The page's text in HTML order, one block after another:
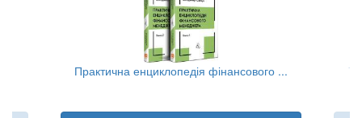
Практична енциклопедія фінансового ...